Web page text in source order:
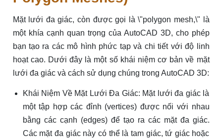
Mặt lưới đa giác, còn được gọi là \"polygon mesh,\" là
một khía cạnh quan trọng của AutoCAD 3D, cho phép
bạn tạo ra các mô hình phức tạp và chi tiết với độ linh
hoạt cao. Dưới đây là một số khái niệm cơ bản về mặt
lưới đa giác và cách sử dụng chúng trong AutoCAD 3D:
Khái Niệm Về Mặt Lưới Đa Giác: Mặt lưới đa giác là
một tập hợp các đỉnh (vertices) được nối với nhau
bằng các cạnh (edges) để tạo ra các mặt đa giác.
Các mặt đa giác này có thể là tam giác, tứ giác hoặc